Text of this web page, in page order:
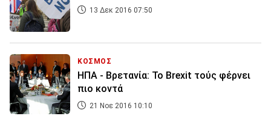
13 Δεκ 2016 07:50
ΚΟΣΜΟΣ
ΗΠΑ - Βρετανία: To Brexit τούς φέρνει
πιο κοντά
21 Νοε 2016 10:10